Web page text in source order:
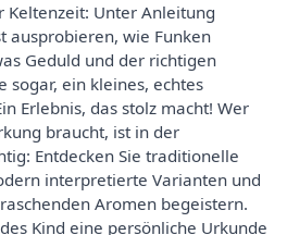
Keltenzeit: Unter Anleitung
ausprobieren, wie Funken
Geduld und der richtigen
sogar, ein kleines, echtes
Erlebnis, das stolz macht! Wer
braucht, ist in der
Entdecken Sie traditionelle
interpretierte Varianten und
Aromen begeistern.
Kind eine persönliche Urkunde